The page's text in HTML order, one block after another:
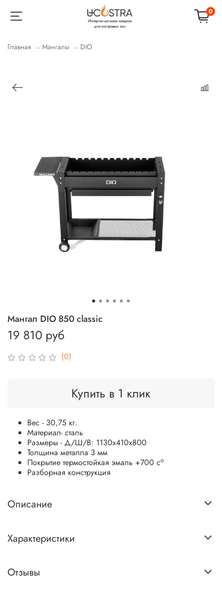
0
Главная Мангалы DIO
(0)
Мангал DIO 850 classic
19 810 руб
Купить в 1 клик
Вес - 30,75 кг.
Материал- сталь
Размеры - Д/Ш/В: 1130x410x800
Толщина металла 3 мм
Покрытие термостойкая эмаль +700 со
Разборная конструкция
Описание
Характеристики
Отзывы